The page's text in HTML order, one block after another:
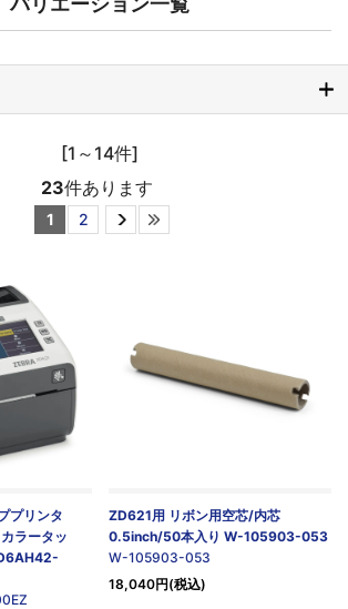
[1～14件]
23件あります
1 2
プリンタ
ラータッ
ZD621用 リボン用空芯/内芯
0.5inch/50本入り W-105903-053
W-105903-053
18,040円(税込)